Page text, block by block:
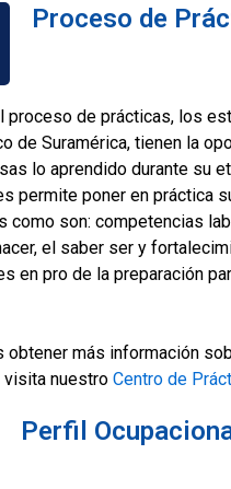
Proceso de
proceso de prácticas, los
de Suramérica, tienen la
lo aprendido durante su
permite poner en práctica
como son: competencias
el saber ser y
en pro de la preparación
obtener más información
visita nuestro Centro de
Perfil